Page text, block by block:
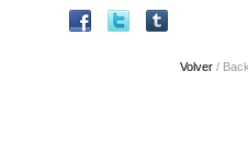
Volver /